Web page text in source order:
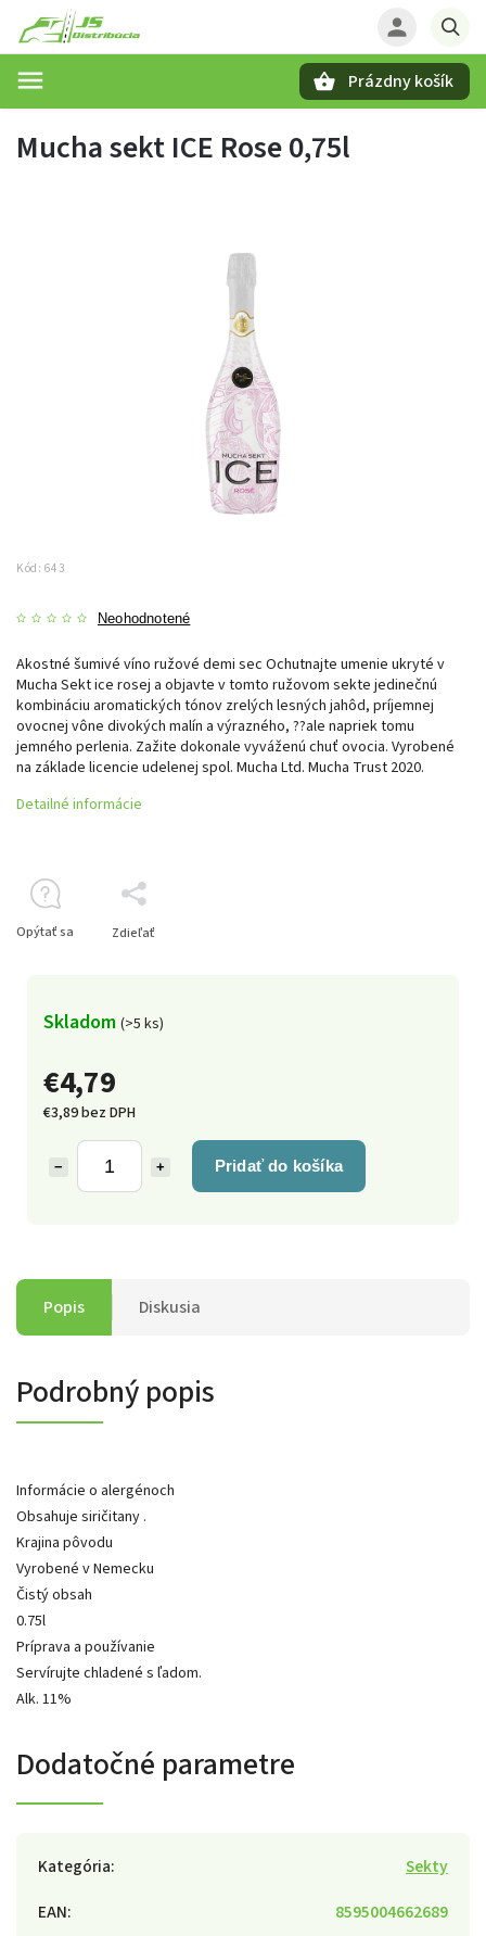
Prázdny košík
Mucha sekt ICE Rose 0,75l
Kód: 643
Neohodnotené
€4,79
€3,89 bez DPH
+
− Pridať do košíka
Skladom (>5 ks)
Akostné šumivé víno ružové demi sec Ochutnajte umenie ukryté v
Mucha Sekt ice rosej a objavte v tomto ružovom sekte jedinečnú
kombináciu aromatických tónov zrelých lesných jahôd, príjemnej
ovocnej vône divokých malín a výrazného, ??ale napriek tomu
jemného perlenia. Zažite dokonale vyváženú chuť ovocia. Vyrobené
na základe licencie udelenej spol. Mucha Ltd. Mucha Trust 2020.
Detailné informácie
Opýtať sa Zdieľať
Popis Diskusia
Podrobný popis
Informácie o alergénoch
Obsahuje siričitany .
Krajina pôvodu
Vyrobené v Nemecku
Čistý obsah
0.75l
Príprava a používanie
Servírujte chladené s ľadom.
Alk. 11%
Dodatočné parametre
Kategória:
Sekty
EAN:
8595004662689